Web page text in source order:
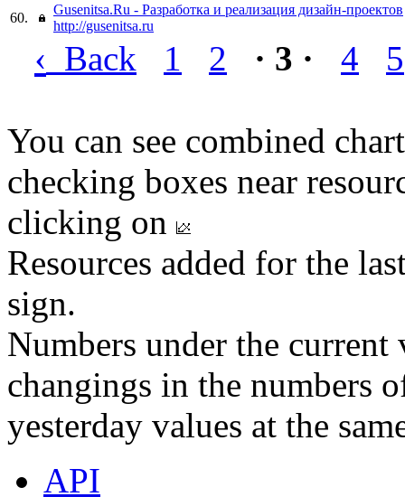
60.
Gusenitsa.Ru - Разработка и реализация дизайн-проектов
http://gusenitsa.ru
‹ Back 1 2 · 3 · 4 5
You can see combined
checking boxes near
clicking on
Resources added for the
sign.
Numbers under the
changings in the numbers
yesterday values at the
API